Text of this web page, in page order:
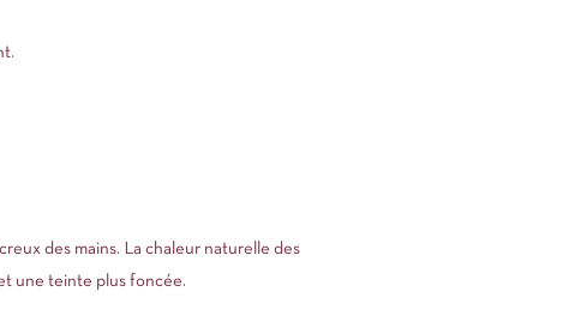
des mains. La chaleur naturelle des
une teinte plus foncée.